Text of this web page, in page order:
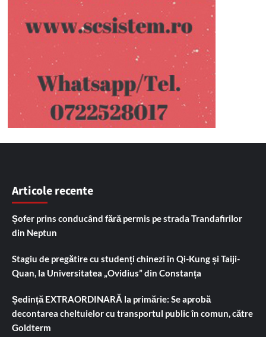
Articole recente
Șofer prins conducând fără permis pe strada Trandafirilor
din Neptun
Stagiu de pregătire cu studenți chinezi în Qi-Kung și Taiji-
Quan, la Universitatea „Ovidius” din Constanța
Ședință EXTRAORDINARĂ la primărie: Se aprobă
decontarea cheltuielor cu transportul public în comun, către
Goldterm